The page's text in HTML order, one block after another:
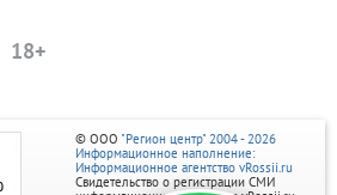
© ООО "Регион центр" 2004 - 2026
Информационное наполнение:
Информационное агентство vRossii.ru
Свидетельство о регистрации СМИ